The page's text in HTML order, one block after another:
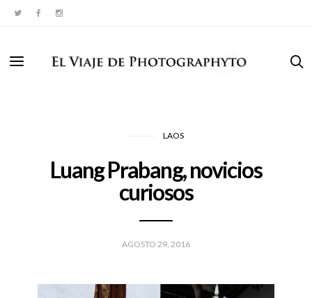
LAOS
Luang Prabang, novicios
curiosos
AGOSTO 29, 2016